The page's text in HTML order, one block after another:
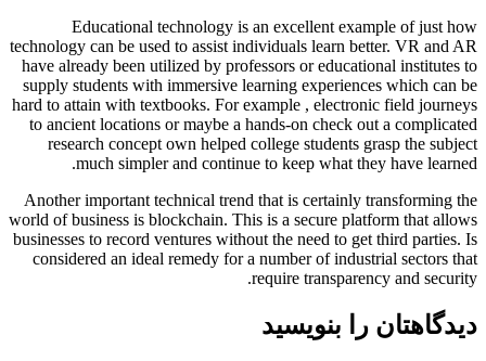
Educational technology is an excellent example of just how
technology can be used to assist individuals learn better. VR and AR
have already been utilized by professors or educational institutes to
supply students with immersive learning experiences which can be
hard to attain with textbooks. For example , electronic field journeys
to ancient locations or maybe a hands-on check out a complicated
research concept own helped college students grasp the subject
much simpler and continue to keep what they have learned.
Another important technical trend that is certainly transforming the
world of business is blockchain. This is a secure platform that allows
businesses to record ventures without the need to get third parties. Is
considered an ideal remedy for a number of industrial sectors that
require transparency and security.
دیدگاهتان را بنویسید